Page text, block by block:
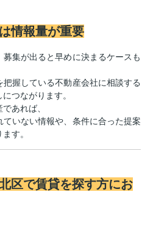
情報量が重要
集が出ると早めに決まるケースも
握している不動産会社に相談する
つながります。
あれば、
いない情報や、条件に合った提案
す。
区で賃貸を探す方にお